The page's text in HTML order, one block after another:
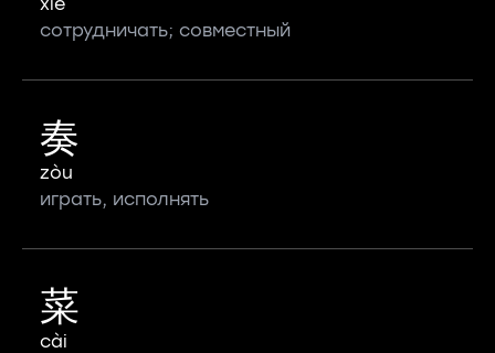
сотрудничать; совместный
奏
zòu
играть, исполнять
菜
cài